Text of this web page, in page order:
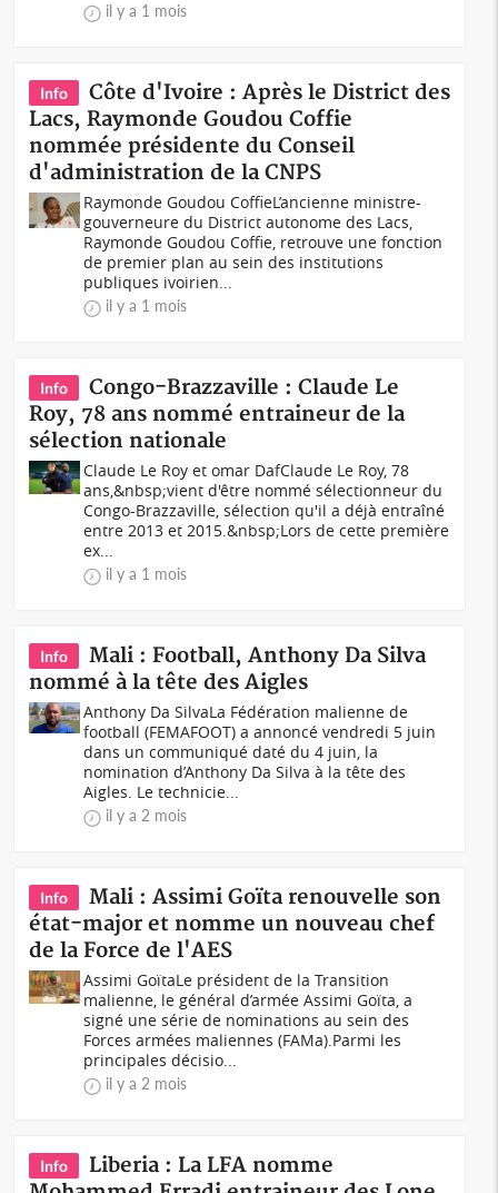
il y a 1 mois
Info
Côte d'Ivoire : Après le District des
Lacs, Raymonde Goudou Coffie
nommée présidente du Conseil
d'administration de la CNPS
Raymonde Goudou CoffieL’ancienne ministre-
gouverneure du District autonome des Lacs,
Raymonde Goudou Coffie, retrouve une fonction
de premier plan au sein des institutions
publiques ivoirien...
il y a 1 mois
Info
Congo-Brazzaville : Claude Le
Roy, 78 ans nommé entraineur de la
sélection nationale
Claude Le Roy et omar DafClaude Le Roy, 78
ans,&nbsp;vient d'être nommé sélectionneur du
Congo-Brazzaville, sélection qu'il a déjà entraîné
entre 2013 et 2015.&nbsp;Lors de cette première
ex...
il y a 1 mois
Info
Mali : Football, Anthony Da Silva
nommé à la tête des Aigles
Anthony Da SilvaLa Fédération malienne de
football (FEMAFOOT) a annoncé vendredi 5 juin
dans un communiqué daté du 4 juin, la
nomination d’Anthony Da Silva à la tête des
Aigles. Le technicie...
il y a 2 mois
Info
Mali : Assimi Goïta renouvelle son
état-major et nomme un nouveau chef
de la Force de l'AES
Assimi GoïtaLe président de la Transition
malienne, le général d’armée Assimi Goïta, a
signé une série de nominations au sein des
Forces armées maliennes (FAMa).Parmi les
principales décisio...
il y a 2 mois
Info
Liberia : La LFA nomme